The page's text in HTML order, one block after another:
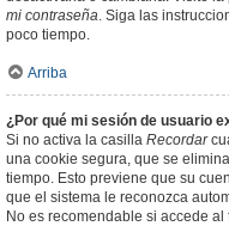
mi contraseña. Siga las
poco tiempo.
Arriba
¿Por qué mi sesión de usuario
Si no activa la casilla Recordar
una cookie segura, que se
tiempo. Esto previene que su
que el sistema le reconozca
No es recomendable si accede